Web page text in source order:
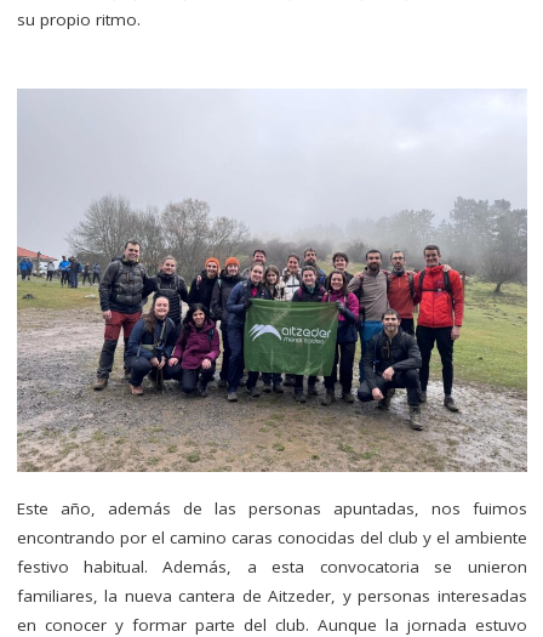
su propio ritmo.
Este año, además de las personas apuntadas, nos fuimos
encontrando por el camino caras conocidas del club y el ambiente
festivo habitual. Además, a esta convocatoria se unieron
familiares, la nueva cantera de Aitzeder, y personas interesadas
en conocer y formar parte del club. Aunque la jornada estuvo